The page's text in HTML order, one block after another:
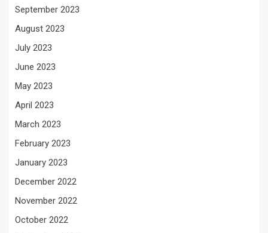
September 2023
August 2023
July 2023
June 2023
May 2023
April 2023
March 2023
February 2023
January 2023
December 2022
November 2022
October 2022